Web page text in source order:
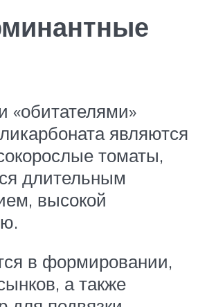
«обитателями»
являются
томаты,
длительным
высокой
в формировании,
а также